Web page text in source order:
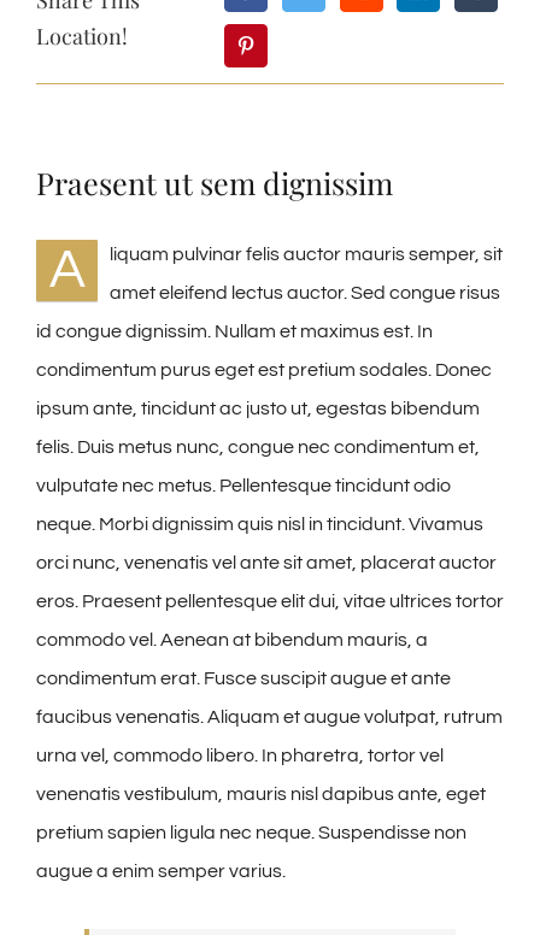
Location!
Praesent ut sem dignissim
A
liquam pulvinar felis auctor mauris semper, sit
amet eleifend lectus auctor. Sed congue risus
id congue dignissim. Nullam et maximus est. In
condimentum purus eget est pretium sodales. Donec
ipsum ante, tincidunt ac justo ut, egestas bibendum
felis. Duis metus nunc, congue nec condimentum et,
vulputate nec metus. Pellentesque tincidunt odio
neque. Morbi dignissim quis nisl in tincidunt. Vivamus
orci nunc, venenatis vel ante sit amet, placerat auctor
eros. Praesent pellentesque elit dui, vitae ultrices tortor
commodo vel. Aenean at bibendum mauris, a
condimentum erat. Fusce suscipit augue et ante
faucibus venenatis. Aliquam et augue volutpat, rutrum
urna vel, commodo libero. In pharetra, tortor vel
venenatis vestibulum, mauris nisl dapibus ante, eget
pretium sapien ligula nec neque. Suspendisse non
augue a enim semper varius.